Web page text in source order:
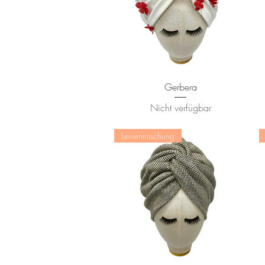
Schnellansicht
Gerbera
Nicht verfügbar
Leinenmischung